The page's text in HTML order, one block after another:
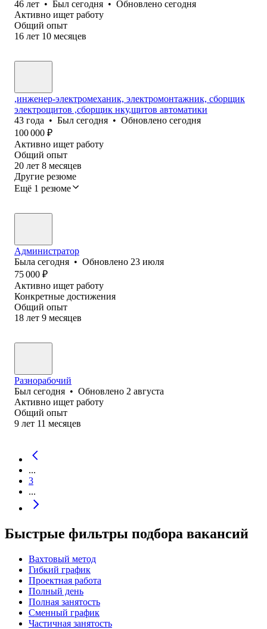
46 лет • Был сегодня • Обновлено сегодня
Активно ищет работу
Общий опыт
16 лет 10 месяцев
,инженер-электромеханик, электромонтажник, сборщик
электрощитов ,сборщик нку,щитов автоматики
43 года • Был сегодня • Обновлено сегодня
100 000 ₽
Активно ищет работу
Общий опыт
20 лет 8 месяцев
Другие резюме
Ещё 1 резюме
Администратор
Была сегодня • Обновлено 23 июля
75 000 ₽
Активно ищет работу
Конкретные достижения
Общий опыт
18 лет 9 месяцев
Разнорабочий
Был сегодня • Обновлено 2 августа
Активно ищет работу
Общий опыт
9 лет 11 месяцев
...
3
...
Быстрые фильтры подбора вакансий
Вахтовый метод
Гибкий график
Проектная работа
Полный день
Полная занятость
Сменный график
Частичная занятость